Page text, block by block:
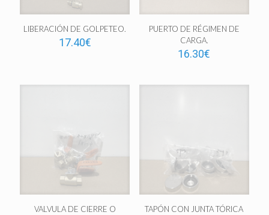
LIBERACIÓN DE GOLPETEO.
17.40€
PUERTO DE RÉGIMEN DE
CARGA.
16.30€
VALVULA DE CIERRE O
TAPÓN CON JUNTA TÓRICA